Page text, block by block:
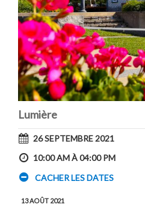
Lumière
26 SEPTEMBRE 2021
10:00 AM À 04:00 PM
CACHER LES DATES
13 AOÛT 2021